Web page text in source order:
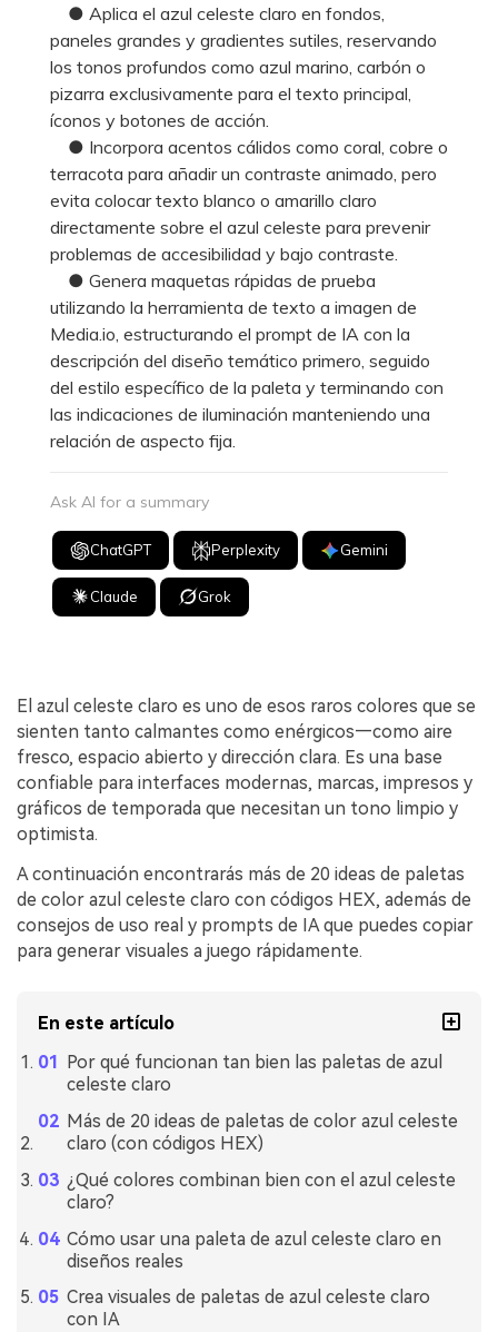
● Aplica el azul celeste claro en fondos,
paneles grandes y gradientes sutiles, reservando
los tonos profundos como azul marino, carbón o
pizarra exclusivamente para el texto principal,
íconos y botones de acción.
● Incorpora acentos cálidos como coral, cobre o
terracota para añadir un contraste animado, pero
evita colocar texto blanco o amarillo claro
directamente sobre el azul celeste para prevenir
problemas de accesibilidad y bajo contraste.
● Genera maquetas rápidas de prueba
utilizando la herramienta de texto a imagen de
Media.io, estructurando el prompt de IA con la
descripción del diseño temático primero, seguido
del estilo específico de la paleta y terminando con
las indicaciones de iluminación manteniendo una
relación de aspecto fija.
Ask AI for a summary
ChatGPT Perplexity Gemini
Claude Grok
El azul celeste claro es uno de esos raros colores que se
sienten tanto calmantes como enérgicos—como aire
fresco, espacio abierto y dirección clara. Es una base
confiable para interfaces modernas, marcas, impresos y
gráficos de temporada que necesitan un tono limpio y
optimista.
A continuación encontrarás más de 20 ideas de paletas
de color azul celeste claro con códigos HEX, además de
consejos de uso real y prompts de IA que puedes copiar
para generar visuales a juego rápidamente.
En este artículo
Por qué funcionan tan bien las paletas de azul
celeste claro
Más de 20 ideas de paletas de color azul celeste
claro (con códigos HEX)
¿Qué colores combinan bien con el azul celeste
claro?
Cómo usar una paleta de azul celeste claro en
diseños reales
Crea visuales de paletas de azul celeste claro
con IA